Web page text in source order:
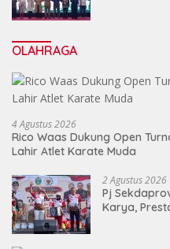
OLAHRAGA
4 Agustus 2026
Rico Waas Dukung Open
Lahir Atlet Karate Muda
2 Agustus 2026
Pj
Karya,